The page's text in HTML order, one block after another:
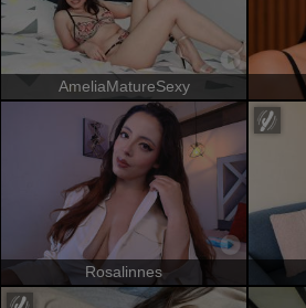
AmeliaMatureSexy
Rosalinnes